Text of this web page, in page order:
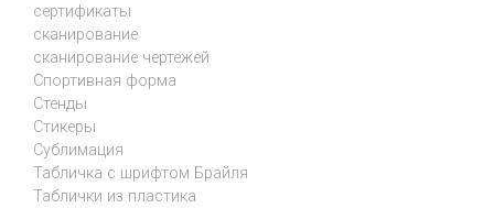
сертификаты
сканирование
сканирование чертежей
Спортивная форма
Стенды
Стикеры
Сублимация
Табличка с шрифтом Брайля
Таблички из пластика